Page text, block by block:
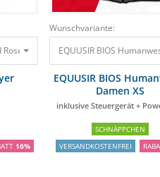
Midlayer Wild Rose, Gr. XL
79,00 €66,06 €
16%
Wunschvariante:
EQUUSIR BIOS
EQUUSIR BIOS
Damen XS
inklusive Steuergerät +
SCHNÄPPCHEN
VERSANDKOSTENFREI